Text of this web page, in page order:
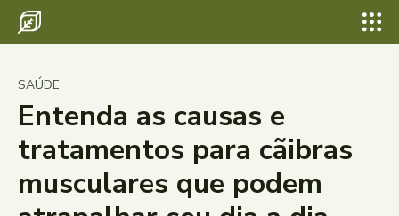
SAÚDE
Entenda as causas e
tratamentos para cãibras
musculares que podem